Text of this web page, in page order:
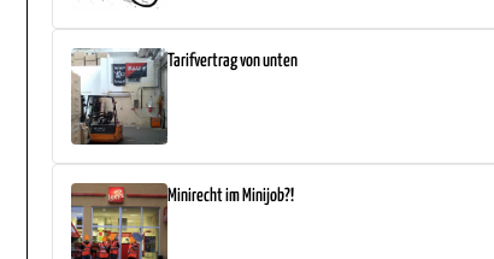
Tarifvertrag von unten
Minirecht im Minijob?!